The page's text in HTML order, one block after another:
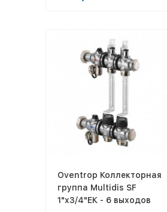
Oventrop Коллекторная
группа Multidis SF
1"x3/4"ЕК - 6 выходов